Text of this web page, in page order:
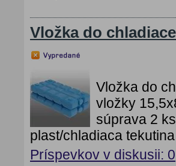
Vložka do
Vložka do
vložky
súprava 2
plast/chladiaca
Príspevkov v diskusii: 0